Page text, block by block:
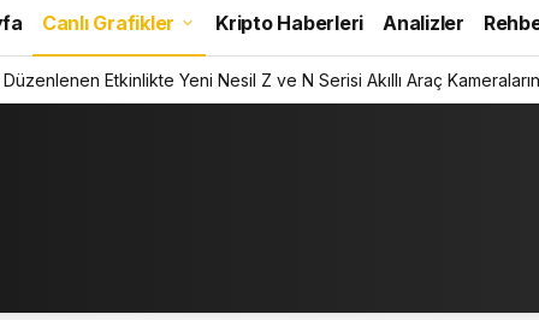
Canlı Grafikler Kripto Haberleri Analizler
Etkinlikte Yeni Nesil Z ve N Serisi Akıllı Araç